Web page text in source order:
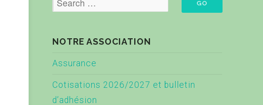
NOTRE ASSOCIATION
Assurance
Cotisations 2026/2027 et bulletin
d’adhésion